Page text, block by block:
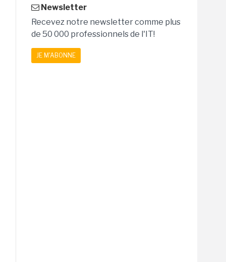
Newsletter
Recevez notre newsletter comme plus
de 50 000 professionnels de l'IT!
JE M'ABONNE